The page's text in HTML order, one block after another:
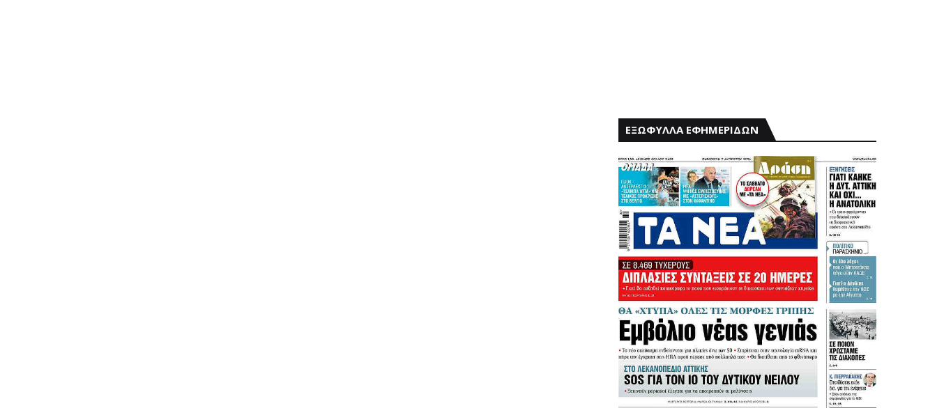
ΕΞΩΦΥΛΛΑ ΕΦΗΜΕΡΙΔΩΝ